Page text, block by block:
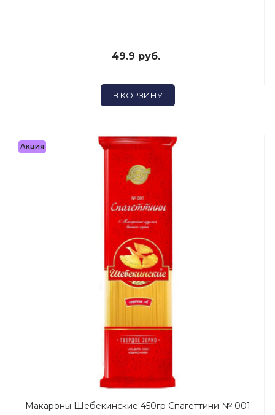
49.9 руб.
В КОРЗИНУ
Акция
Макароны Шебекинские 450гр Спагеттини № 001